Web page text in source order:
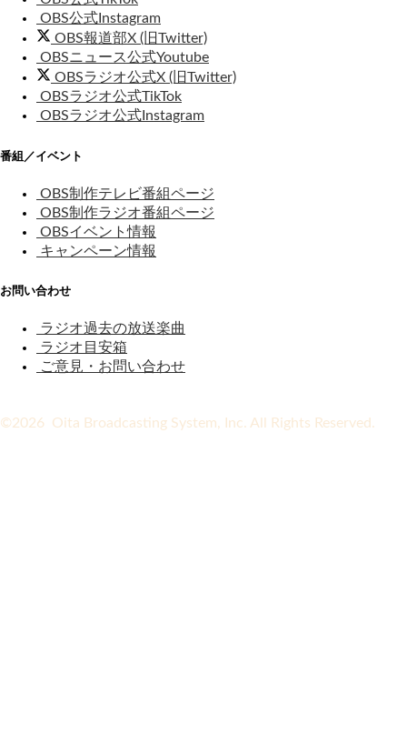
OBS公式Instagram
OBS報道部X (旧Twitter)
OBSニュース公式Youtube
OBSラジオ公式X (旧Twitter)
OBSラジオ公式TikTok
OBSラジオ公式Instagram
番組／イベント
OBS制作テレビ番組ページ
OBS制作ラジオ番組ページ
OBSイベント情報
キャンペーン情報
お問い合わせ
ラジオ過去の放送楽曲
ラジオ目安箱
ご意見・お問い合わせ
©2026 Oita Broadcasting System, Inc. All Rights Reserved.